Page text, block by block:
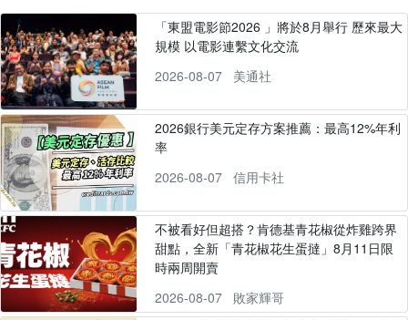
「東盟電影節2026 」將於8月舉行 歷來最大
規模 以電影連繫文化交流
2026-08-07
美通社
2026銀行美元定存方案推薦：最高12%年利
率
2026-08-07
信用卡社
不被看好但超搭？肯德基青花椒從炸雞跨界
甜點，全新「青花椒花生蛋撻」8月11日限
時兩周開賣
2026-08-07
敗家輝哥